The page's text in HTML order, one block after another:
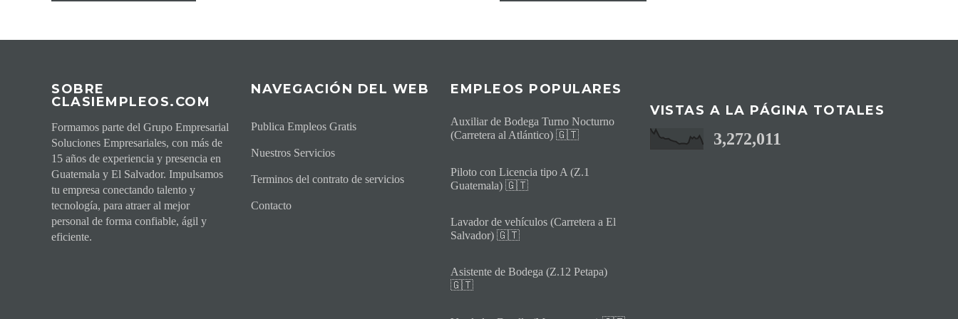
SOBRE
CLASIEMPLEOS.COM
Formamos parte del Grupo Empresarial
Soluciones Empresariales, con más de
15 años de experiencia y presencia en
Guatemala y El Salvador. Impulsamos
tu empresa conectando talento y
tecnología, para atraer al mejor
personal de forma confiable, ágil y
eficiente.
NAVEGACIÓN DEL WEB
Publica Empleos Gratis
Nuestros Servicios
Terminos del contrato de servicios
Contacto
EMPLEOS POPULARES
Auxiliar de Bodega Turno Nocturno
(Carretera al Atlántico) 🇬🇹
Piloto con Licencia tipo A (Z.1
Guatemala) 🇬🇹
Lavador de vehículos (Carretera a El
Salvador) 🇬🇹
Asistente de Bodega (Z.12 Petapa)
🇬🇹
VISTAS A LA PÁGINA TOTALES
3,272,011